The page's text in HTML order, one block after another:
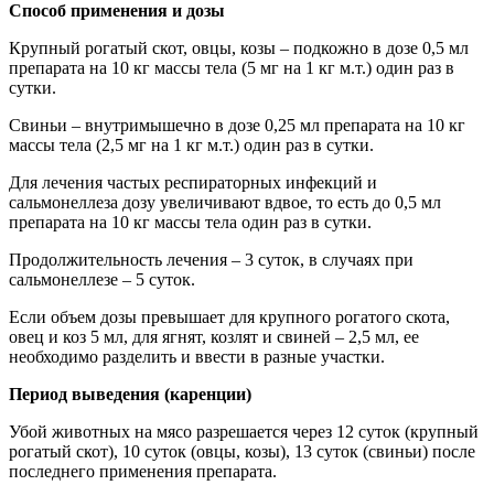
Способ применения и дозы
Крупный рогатый скот, овцы, козы – подкожно в дозе 0,5 мл
препарата на 10 кг массы тела (5 мг на 1 кг м.т.) один раз в
сутки.
Свиньи – внутримышечно в дозе 0,25 мл препарата на 10 кг
массы тела (2,5 мг на 1 кг м.т.) один раз в сутки.
Для лечения частых респираторных инфекций и
сальмонеллеза дозу увеличивают вдвое, то есть до 0,5 мл
препарата на 10 кг массы тела один раз в сутки.
Продолжительность лечения – 3 суток, в случаях при
сальмонеллезе – 5 суток.
Если объем дозы превышает для крупного рогатого скота,
овец и коз 5 мл, для ягнят, козлят и свиней – 2,5 мл, ее
необходимо разделить и ввести в разные участки.
Период выведения (каренции)
Убой животных на мясо разрешается через 12 суток (крупный
рогатый скот), 10 суток (овцы, козы), 13 суток (свиньи) после
последнего применения препарата.